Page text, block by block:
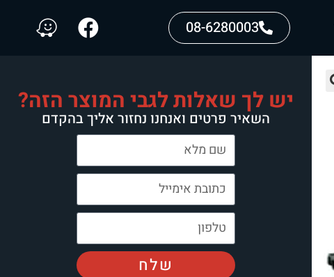
08-6280003
יש לך שאלות לגבי המוצר הזה?
השאיר פרטים ואנחנו נחזור אליך בהקדם
שלח